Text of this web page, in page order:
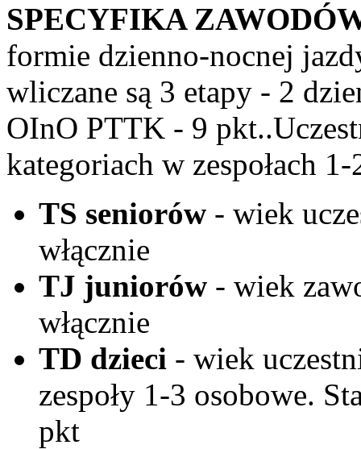
SPECYFIKA
formie dzienno-nocnej
wliczane są 3 etapy - 2
OInO PTTK - 9
kategoriach w zespołach
TS seniorów - wiek
włącznie
TJ juniorów - wiek
włącznie
TD dzieci - wiek
zespoły 1-3 osobowe.
pkt